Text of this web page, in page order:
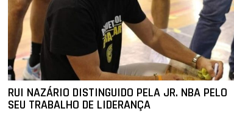
RUI NAZÁRIO DISTINGUIDO PELA JR. NBA PELO
SEU TRABALHO DE LIDERANÇA